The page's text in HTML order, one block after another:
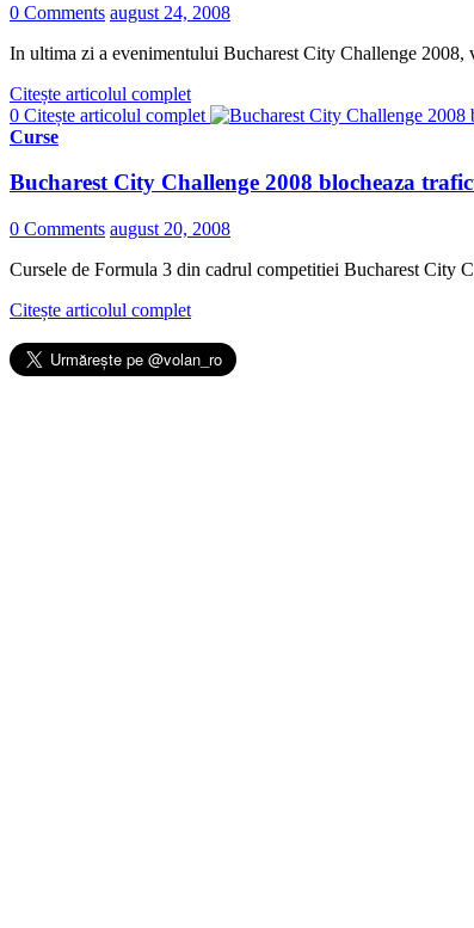
0 Comments august 24, 2008
In ultima zi a evenimentului Bucharest City Challenge
Citește articolul complet
0 Citește articolul complet
Curse
Bucharest City Challenge 2008 blocheaza
0 Comments august 20, 2008
Cursele de Formula 3 din cadrul competitiei Bucharest City
Citește articolul complet